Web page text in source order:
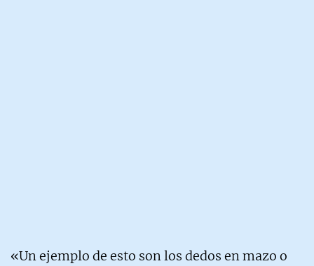
«Un ejemplo de esto son los dedos en mazo o